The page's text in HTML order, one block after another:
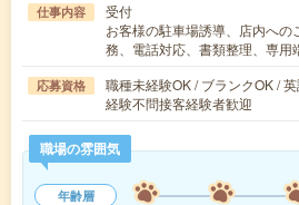
仕事内容
受付
お客様の駐車場誘導、店内へ
務、電話対応、書類整理、専
応募資格
職種未経験OK / ブランクOK /
経験不問接客経験者歓迎
職場の雰囲気
年齢層